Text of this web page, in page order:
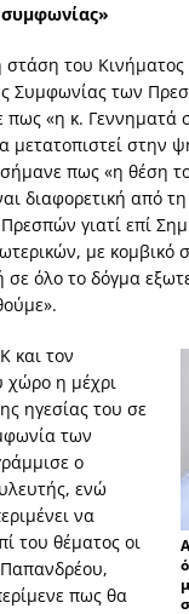
στάση του
Συμφωνίας των
πως «η κ. Γεννηματά
μετατοπιστεί στην
πως «η θέση
διαφορετική από
γιατί επί
με κομβικό
όλο το δόγμα
και τον
χώρο η μέχρι
ηγεσίας του σε
των
ο
ενώ
να
του θέματος οι
Παπανδρέου,
πως θα